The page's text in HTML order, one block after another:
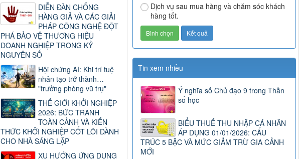
Dịch vụ sau mua hàng và chăm sóc khách
hàng tốt.
Tin xem nhiều
Ý nghĩa số Chủ đạo 9 trong Thần
số học
BIỂU THUẾ THU NHẬP CÁ NHÂN
ÁP DỤNG 01/01/2026: CẤU
TRÚC 5 BẬC VÀ MỨC GIẢM TRỪ GIA CẢNH
MỚI
DIỄN ĐÀN CHỐNG
HÀNG GIẢ VÀ CÁC GIẢI
PHÁP CÔNG NGHỆ ĐỘT
PHÁ BẢO VỆ THƯƠNG HIỆU
DOANH NGHIỆP TRONG KỶ
NGUYÊN SỐ
Hội chứng AI: Khi trí tuệ
nhân tạo trở thành…
"trưởng phòng vũ trụ"
THẾ GIỚI KHỞI NGHIỆP
2026: BỨC TRANH
TOÀN CẢNH VÀ KIẾN
THỨC KHỞI NGHIỆP CỐT LÕI DÀNH
CHO NHÀ SÁNG LẬP
XU HƯỚNG ỨNG DỤNG